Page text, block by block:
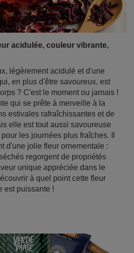
en plus d'être savoureux, est
? C'est le moment ou jamais !
qui se prête à merveille à la
elle est tout aussi savoureuse
les journées plus fraîches. Il
d'une jolie fleur ornementale :
regorgent de propriétés
unique appréciée dans le
à quel point cette fleur
est puissante !